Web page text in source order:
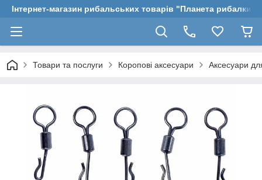
Інтернет-магазин рибальських товарів "Планета рибалки"
Товари та послуги Коропові аксесуари Аксесуари